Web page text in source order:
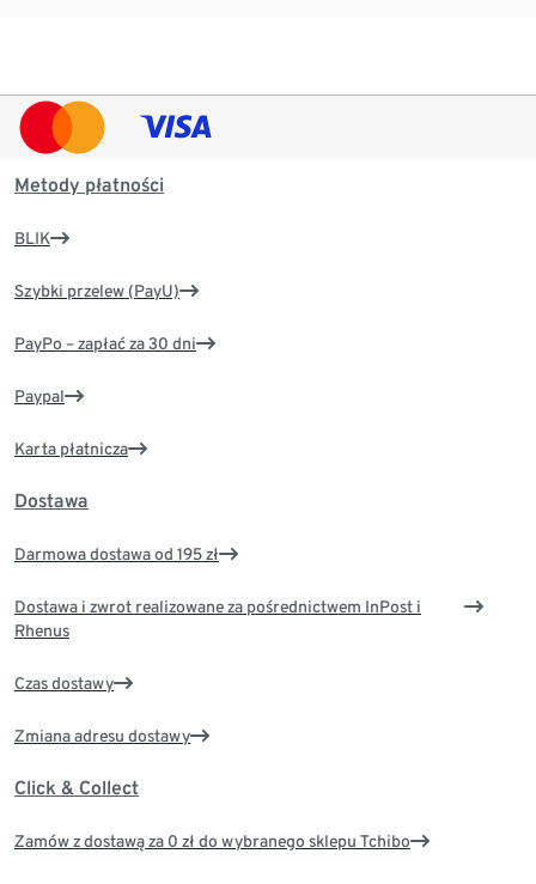
Metody płatności
BLIK
Szybki przelew (PayU)
PayPo – zapłać za 30 dni
Paypal
Karta płatnicza
Dostawa
Darmowa dostawa od 195 zł
Dostawa i zwrot realizowane za pośrednictwem InPost i
Rhenus
Czas dostawy
Zmiana adresu dostawy
Click & Collect
Zamów z dostawą za 0 zł do wybranego sklepu Tchibo